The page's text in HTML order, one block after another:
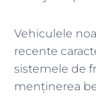
Vehiculele
recente
sistemele de
menținerea